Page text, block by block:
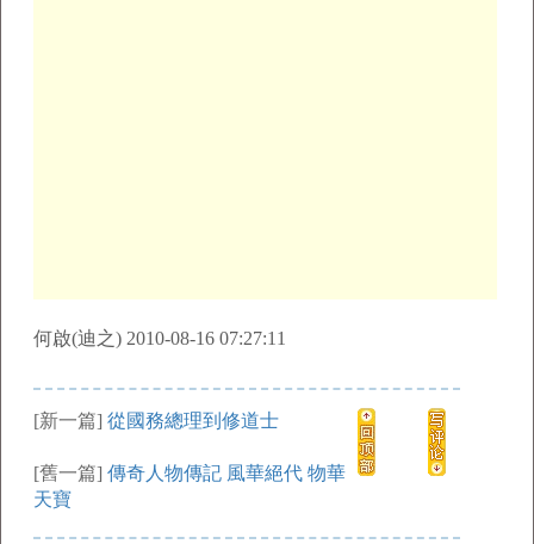
何啟(迪之) 2010-08-16 07:27:11
[新一篇] 從國務總理到修道士
[舊一篇] 傳奇人物傳記 風華絕代 物華
天寶